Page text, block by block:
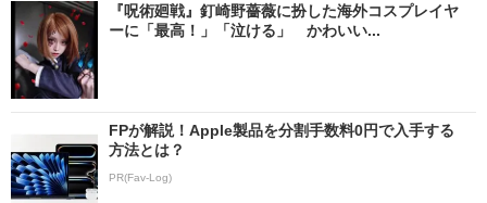
『呪術廻戦』釘崎野薔薇に扮した海外コスプレイヤ
ーに「最高！」「泣ける」 かわいい...
FPが解説！Apple製品を分割手数料0円で入手する
方法とは？
PR(Fav-Log)